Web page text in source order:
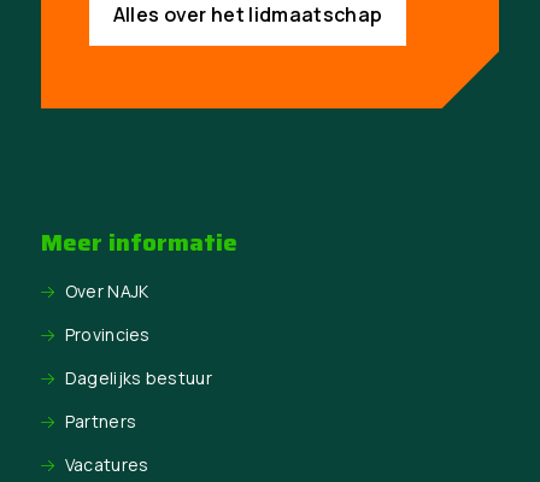
Alles over het lidmaatschap
Meer informatie
Over NAJK
Provincies
Dagelijks bestuur
Partners
Vacatures